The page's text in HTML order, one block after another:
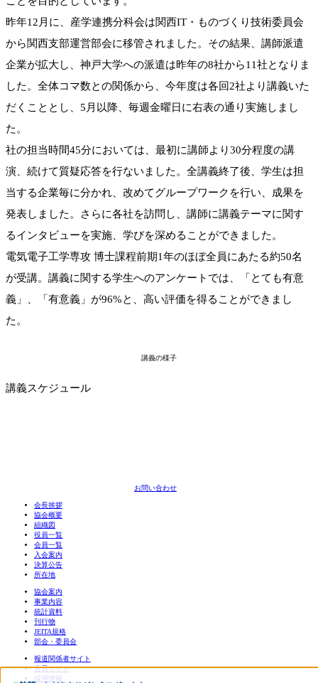
昨年12月に、産学連携分科会は関西IT・ものづくり技術委員会
から関西支部運営部会に移管されました。その結果、講師派遣
企業が拡大し、神戸大学への派遣は昨年の8社から11社となりま
した。全体コマ数との関係から、今年度は各回2社より講義いた
だくこととし、5月以降、毎週金曜日に右表の通り実施しまし
た。
社の担当時間45分においては、最初に講師より30分程度の講
演、続けて質疑応答を行ないました。全講義終了後、学生は担
当する企業毎に分かれ、改めてグループワークを行い、成果を
発表しました。さらに各社を訪問し、講師に講義テーマに関す
るインタビューを実施、学びを深めることができました。
電気電子工学専攻 博士課程前期1年のほぼ全員にあたる約50名
が受講。講義に関する学生へのアンケートでは、「とても有意
義」、「有意義」が96%と、高い評価を得ることができまし
た。
講義の様子
講義スケジュール
お問い合わせ
会長挨拶
協会概要
組織図
役員一覧
会員一覧
入会案内
決算公告
所在地
協会案内
事業内容
統計資料
刊行物
JEITA規格
部会・委員会
報道関係者サイト
会員サイト
採用情報